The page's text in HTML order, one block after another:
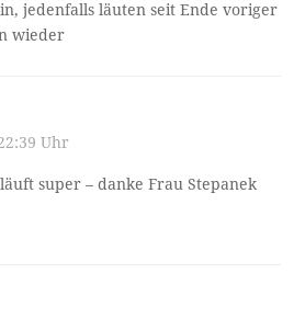
jedenfalls läuten seit Ende voriger
wieder
Uhr
super – danke Frau Stepanek